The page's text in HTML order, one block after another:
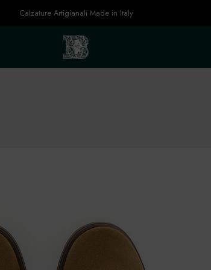
Calzature Artigianali Made in Italy